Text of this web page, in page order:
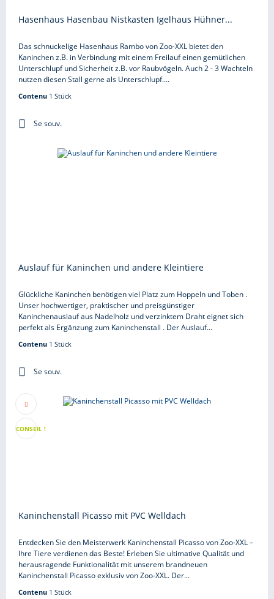
Hasenhaus Hasenbau Nistkasten Igelhaus Hühner...
Das schnuckelige Hasenhaus Rambo von Zoo-XXL bietet den
Kaninchen z.B. in Verbindung mit einem Freilauf einen gemütlichen
Unterschlupf und Sicherheit z.B. vor Raubvögeln. Auch 2 - 3 Wachteln
nutzen diesen Stall gerne als Unterschlupf....
Contenu 1 Stück
Se souv.
Auslauf für Kaninchen und andere Kleintiere
Glückliche Kaninchen benötigen viel Platz zum Hoppeln und Toben .
Unser hochwertiger, praktischer und preisgünstiger
Kaninchenauslauf aus Nadelholz und verzinktem Draht eignet sich
perfekt als Ergänzung zum Kaninchenstall . Der Auslauf...
Contenu 1 Stück
Se souv.
CONSEIL !
Kaninchenstall Picasso mit PVC Welldach
Entdecken Sie den Meisterwerk Kaninchenstall Picasso von Zoo-XXL –
Ihre Tiere verdienen das Beste! Erleben Sie ultimative Qualität und
herausragende Funktionalität mit unserem brandneuen
Kaninchenstall Picasso exklusiv von Zoo-XXL. Der...
Contenu 1 Stück